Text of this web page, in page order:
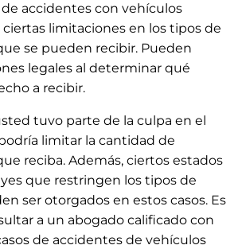
accidentes con vehículos
limitaciones en los tipos de
se pueden recibir. Pueden
legales al determinar qué
a recibir.
tuvo parte de la culpa en el
limitar la cantidad de
reciba. Además, ciertos estados
que restringen los tipos de
ser otorgados en estos casos. Es
a un abogado calificado con
de accidentes de vehículos